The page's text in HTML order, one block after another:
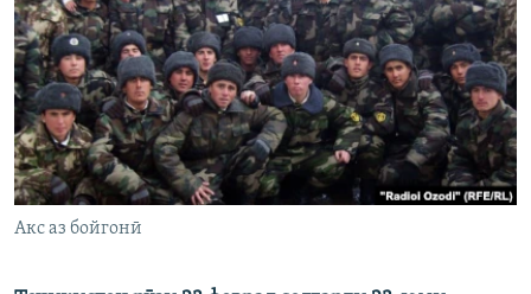
ГУЗОРИШҲОИ РАДИОӢ
Русский
ПАЙГИРӢ КУНЕД
Акс аз бойгонӣ